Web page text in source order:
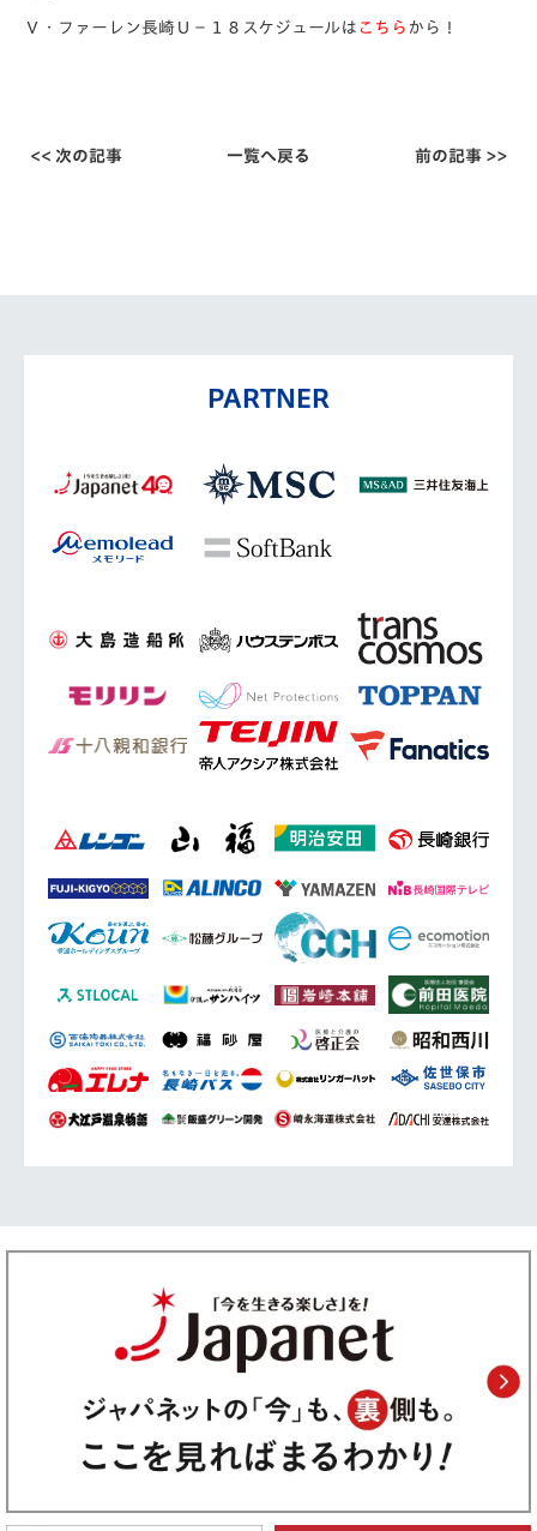
Ｖ・ファーレン長崎Ｕ－１８スケジュールは こちら から！
<< 次の記事 一覧へ戻る 前の記事 >>
PARTNER